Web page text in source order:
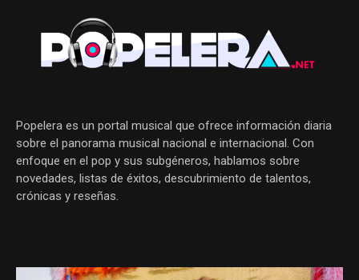
Popelera es un portal musical que ofrece información diaria
sobre el panorama musical nacional e internacional. Con
enfoque en el pop y sus subgéneros, hablamos sobre
novedades, listas de éxitos, descubrimiento de talentos,
crónicas y reseñas.